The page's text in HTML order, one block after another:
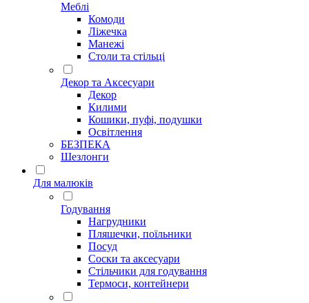
Меблі
Комоди
Ліжечка
Манежі
Столи та стільці
Декор та Аксесуари
Декор
Килими
Кошики, пуфі, подушки
Освітлення
БЕЗПЕКА
Шезлонги
Для малюків
Годування
Нагрудники
Пляшечки, поїльники
Посуд
Соски та аксесуари
Стільчики для годування
Термоси, контейнери